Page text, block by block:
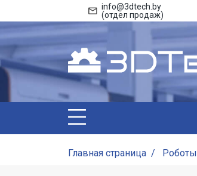
info@3dtech.by
(отдел продаж)
Главная страница / Роботы